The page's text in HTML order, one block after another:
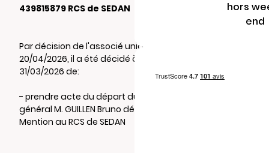
439815879 RCS de SEDAN
Par décision de l'associé unique du
20/04/2026, il a été décidé à compter du
31/03/2026 de:
- prendre acte du départ du Directeur
général M. GUILLEN Bruno démissionnaire.
Mention au RCS de SEDAN
hors
end